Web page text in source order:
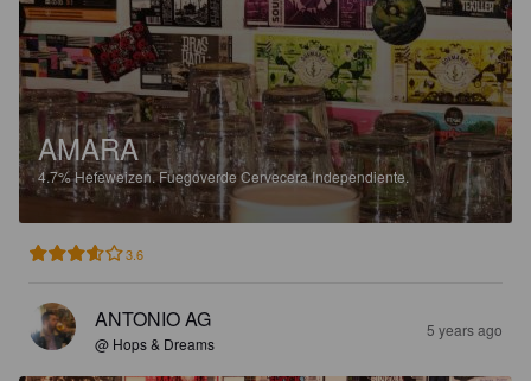
AMARA
4.7%Hefeweizen.Fuegoverde Cervecera Independiente.
3.6
ANTONIO AG
@ Hops & Dreams
5 years ago